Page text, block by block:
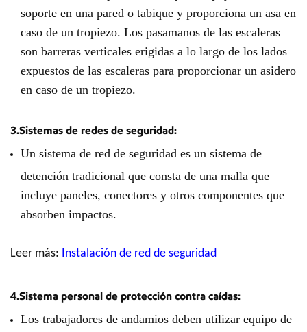
soporte en una pared o tabique y proporciona un asa en
caso de un tropiezo. Los pasamanos de las escaleras
son barreras verticales erigidas a lo largo de los lados
expuestos de las escaleras para proporcionar un asidero
en caso de un tropiezo.
3.Sistemas de redes de seguridad:
Un sistema de red de seguridad es un sistema de
detención tradicional que consta de una malla que
incluye paneles, conectores y otros componentes que
absorben impactos.
Leer más: Instalación de red de seguridad
4.Sistema personal de protección contra caídas:
Los trabajadores de andamios deben utilizar equipo de